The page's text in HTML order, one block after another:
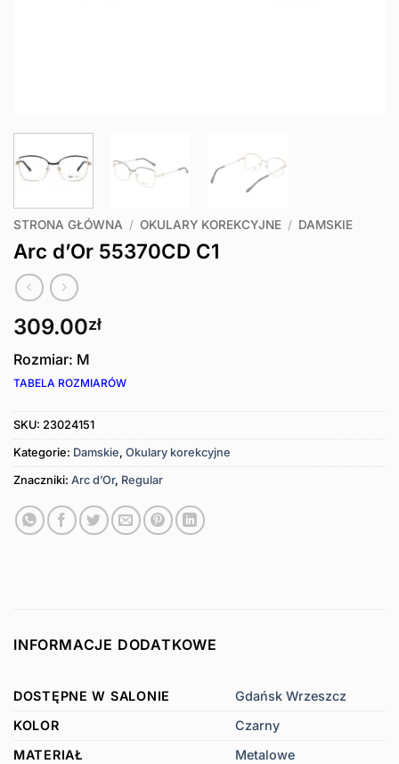
STRONA GŁÓWNA / OKULARY KOREKCYJNE / DAMSKIE
Arc d’Or 55370CD C1
309.00zł
Rozmiar: M
TABELA ROZMIARÓW
SKU: 23024151
Kategorie: Damskie, Okulary korekcyjne
Znaczniki: Arc d’Or, Regular
INFORMACJE DODATKOWE
DOSTĘPNE W SALONIE
Gdańsk Wrzeszcz
KOLOR
Czarny
MATERIAŁ
Metalowe